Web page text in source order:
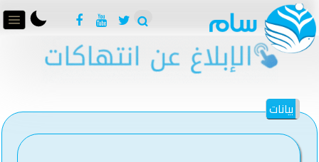
بيانات